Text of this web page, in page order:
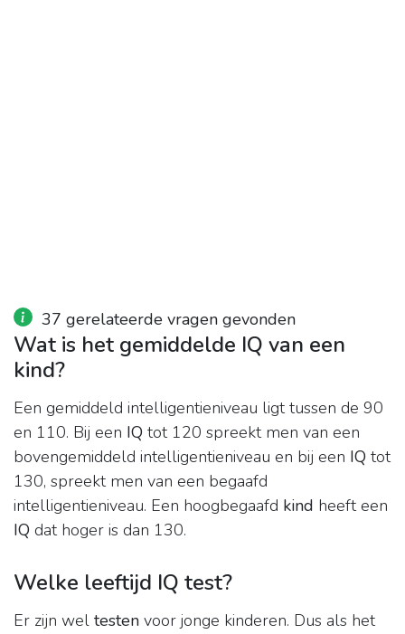
37 gerelateerde vragen gevonden
Wat is het gemiddelde IQ van een
kind?
Een gemiddeld intelligentieniveau ligt tussen de 90
en 110. Bij een IQ tot 120 spreekt men van een
bovengemiddeld intelligentieniveau en bij een IQ tot
130, spreekt men van een begaafd
intelligentieniveau. Een hoogbegaafd kind heeft een
IQ dat hoger is dan 130.
Welke leeftijd IQ test?
Er zijn wel testen voor jonge kinderen. Dus als het